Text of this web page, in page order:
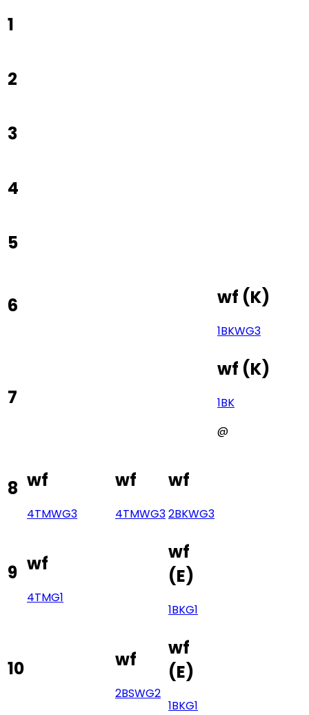
1
2
3
4
5
6 wf (K)
1BKWG3
7
wf (K)
1BK
@
8 wf
4TMWG3
wf
4TMWG3
wf
2BKWG3
9 wf
4TMG1
wf
(E)
1BKG1
10 wf
2BSWG2
wf
(E)
1BKG1